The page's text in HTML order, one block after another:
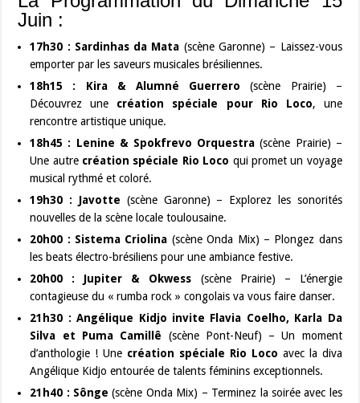
Juin :
17h30 : Sardinhas da Mata (scène Garonne) – Laissez-vous
emporter par les saveurs musicales brésiliennes.
18h15 : Kira & Alumné Guerrero (scène Prairie) –
Découvrez une création spéciale pour Rio Loco, une
rencontre artistique unique.
18h45 : Lenine & Spokfrevo Orquestra (scène Prairie) –
Une autre création spéciale Rio Loco qui promet un voyage
musical rythmé et coloré.
19h30 : Javotte (scène Garonne) – Explorez les sonorités
nouvelles de la scène locale toulousaine.
20h00 : Sistema Criolina (scène Onda Mix) – Plongez dans
les beats électro-brésiliens pour une ambiance festive.
20h00 : Jupiter & Okwess (scène Prairie) – L’énergie
contagieuse du « rumba rock » congolais va vous faire danser.
21h30 : Angélique Kidjo invite Flavia Coelho, Karla Da
Silva et Puma Camillê (scène Pont-Neuf) – Un moment
d’anthologie ! Une création spéciale Rio Loco avec la diva
Angélique Kidjo entourée de talents féminins exceptionnels.
21h40 : Sônge (scène Onda Mix) – Terminez la soirée avec les